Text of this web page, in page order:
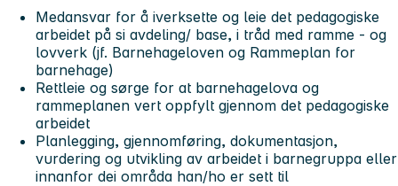
Medansvar for å iverksette og leie det pedagogiske
arbeidet på si avdeling/ base, i tråd med ramme - og
lovverk (jf. Barnehageloven og Rammeplan for
barnehage)
Rettleie og sørge for at barnehagelova og
rammeplanen vert oppfylt gjennom det pedagogiske
arbeidet
Planlegging, gjennomføring, dokumentasjon,
vurdering og utvikling av arbeidet i barnegruppa eller
innanfor dei områda han/ho er sett til